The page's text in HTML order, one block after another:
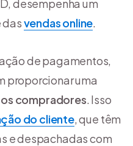
desempenha um
dasvendas online.
de pagamentos,
proporcionar uma
os compradores. Isso
do cliente, que têm
e despachadas com